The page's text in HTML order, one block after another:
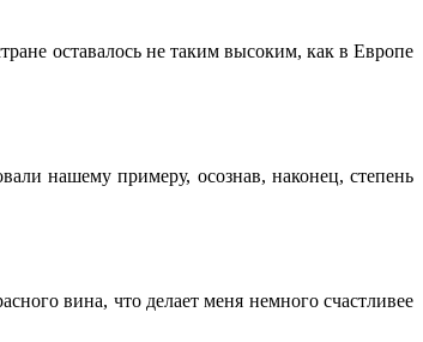
оставалось не таким высоким, как в Европе
нашему примеру, осознав, наконец, степень
вина, что делает меня немного счастливее